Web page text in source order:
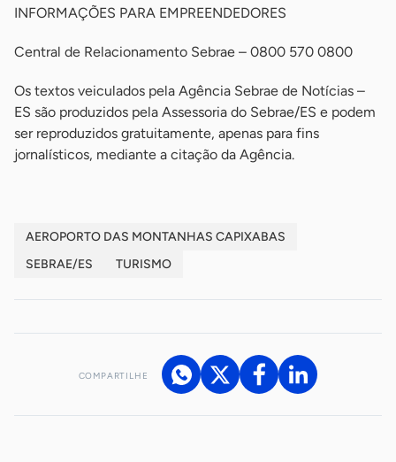
INFORMAÇÕES PARA EMPREENDEDORES
Central de Relacionamento Sebrae – 0800 570 0800
Os textos veiculados pela Agência Sebrae de Notícias –
ES são produzidos pela Assessoria do Sebrae/ES e podem
ser reproduzidos gratuitamente, apenas para fins
jornalísticos, mediante a citação da Agência.
AEROPORTO DAS MONTANHAS CAPIXABAS
SEBRAE/ES
TURISMO
COMPARTILHE